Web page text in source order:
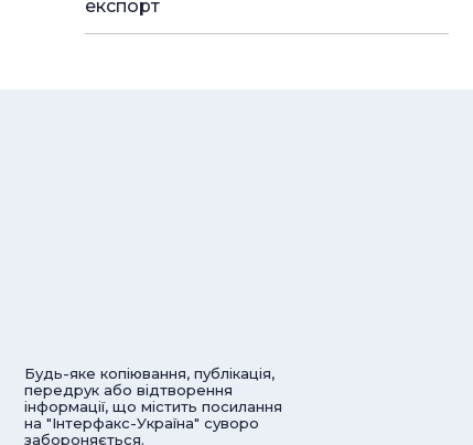
експорт
Будь-яке копіювання, публікація,
передрук або відтворення
інформації, що містить посилання
на "Інтерфакс-Україна" суворо
забороняється.